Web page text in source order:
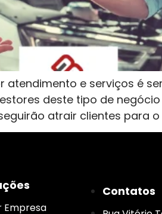
atendimento e serviços é
deste tipo de
atrair clientes para o
Empresa
Contatos